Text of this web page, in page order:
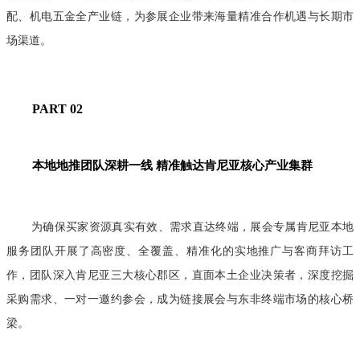
配、机电五金全产业链，为参展企业带来海量精准合作机遇与长期市
场渠道。
PART 02
本地地推团队深耕一线 精准触达肯尼亚核心产业集群
为确保买家资源真实有效、需求直达终端，展会专属肯尼亚本地
服务团队开展了高密度、全覆盖、精准化的实地推广与客商拜访工
作，团队深入肯尼亚三大核心郡区，直面本土企业决策者，深度挖掘
采购需求、一对一邀约参会，成为链接展会与东非终端市场的核心桥
梁。